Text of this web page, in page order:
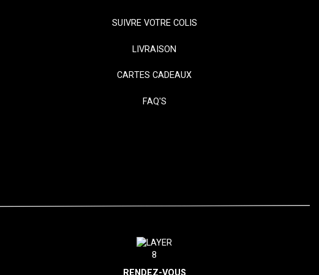
SUIVRE VOTRE COLIS
LIVRAISON
CARTES CADEAUX
FAQ'S